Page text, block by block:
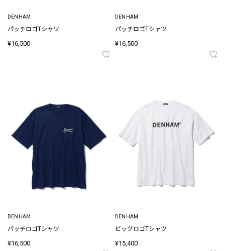
DENHAM
パッチロゴTシャツ
¥16,500
DENHAM
パッチロゴTシャツ
¥16,500
DENHAM
パッチロゴTシャツ
¥16,500
DENHAM
ビッグロゴTシャツ
¥15,400